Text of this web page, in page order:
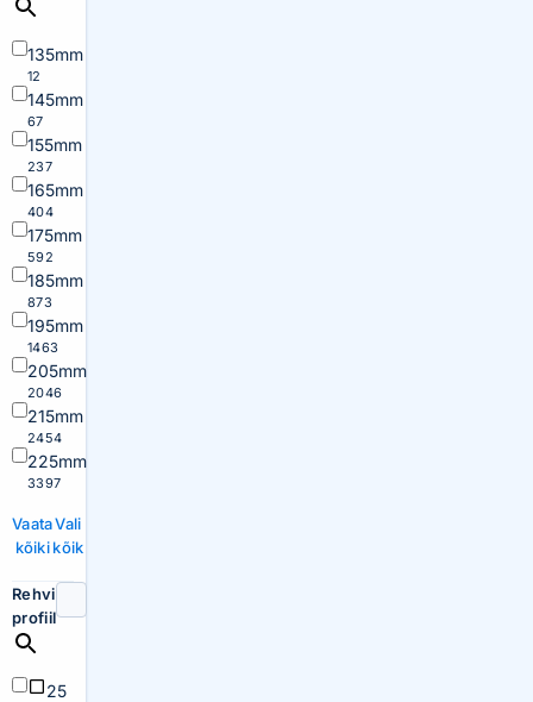
135mm
12
145mm
67
155mm
237
165mm
404
175mm
592
185mm
873
195mm
1463
205mm
2046
215mm
2454
225mm
3397
Vaata
kõiki
Vali
kõik
Rehvi
profiil
25